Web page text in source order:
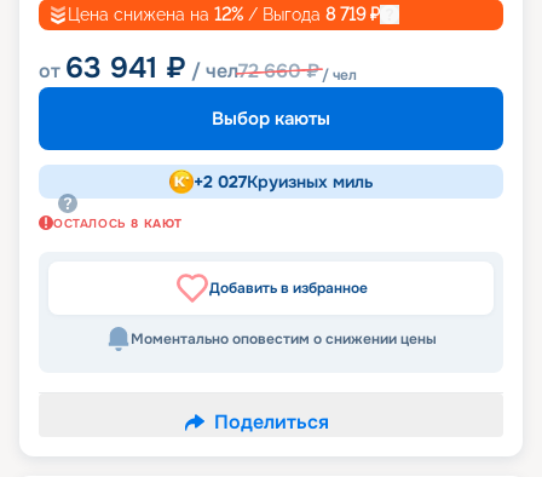
Цена снижена на 12% / Выгода 8 719₽
от 63 941 ₽ / чел72 660₽/ чел
Выбор каюты
+2 027Круизных миль
ОСТАЛОСЬ 8 КАЮТ
Добавить в избранное
Моментально оповестим о снижении цены
Поделиться